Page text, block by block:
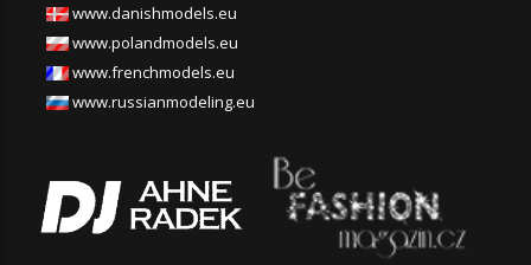
www.danishmodels.eu
www.polandmodels.eu
www.frenchmodels.eu
www.russianmodeling.eu